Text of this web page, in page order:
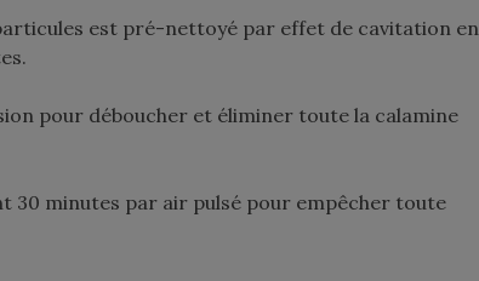
est pré-nettoyé par effet de cavitation en
pour déboucher et éliminer toute la calamine
30 minutes par air pulsé pour empêcher toute